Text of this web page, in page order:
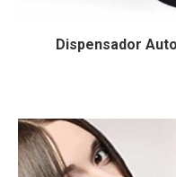
Dispensador